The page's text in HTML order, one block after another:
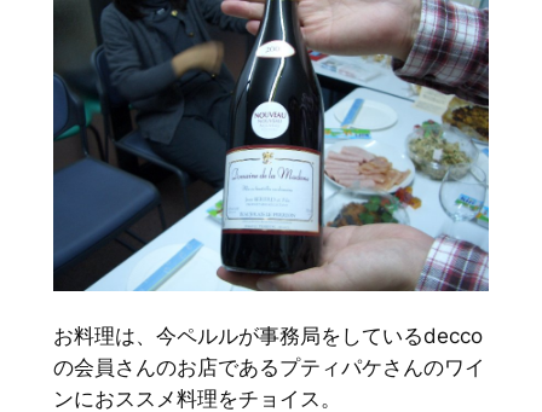
お料理は、今ペルルが事務局をしているdecco
の会員さんのお店であるプティパケさんのワイ
ンにおススメ料理をチョイス。